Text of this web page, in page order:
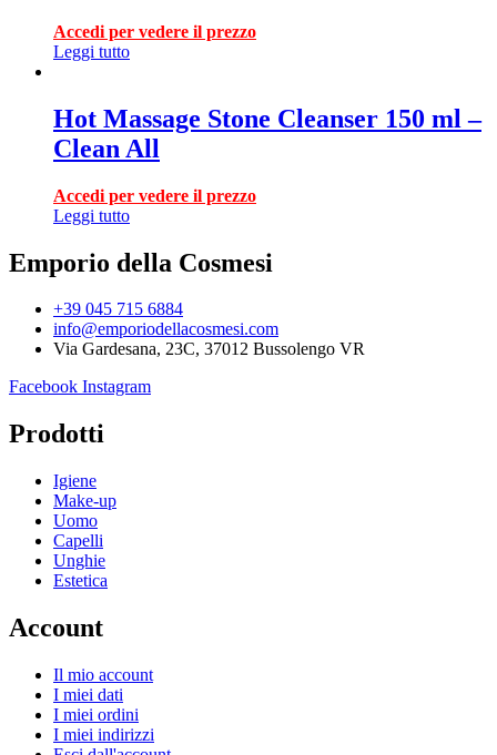
Accedi per vedere il prezzo
Leggi tutto
Hot Massage Stone Cleanser 150 ml –
Clean All
Accedi per vedere il prezzo
Leggi tutto
Emporio della Cosmesi
+39 045 715 6884
info@emporiodellacosmesi.com
Via Gardesana, 23C, 37012 Bussolengo VR
Facebook Instagram
Prodotti
Igiene
Make-up
Uomo
Capelli
Unghie
Estetica
Account
Il mio account
I miei dati
I miei ordini
I miei indirizzi